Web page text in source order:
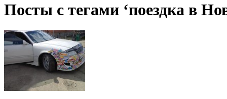
Посты с тегами ‘поездка в